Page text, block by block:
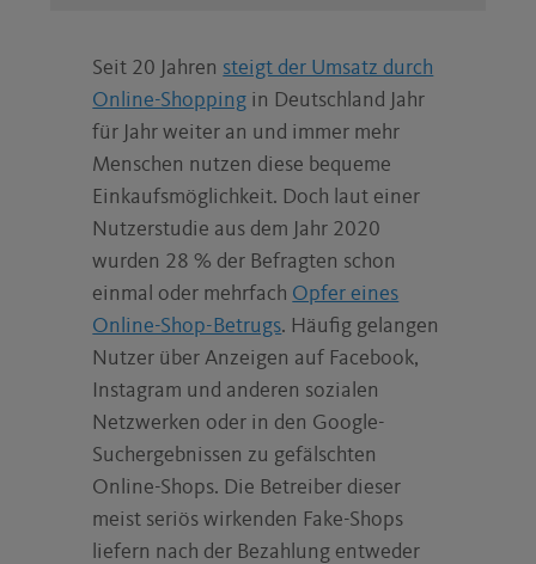
Seit 20 Jahren steigt der Umsatz durch
Online-Shopping in Deutschland Jahr
für Jahr weiter an und immer mehr
Menschen nutzen diese bequeme
Einkaufsmöglichkeit. Doch laut einer
Nutzerstudie aus dem Jahr 2020
wurden 28 % der Befragten schon
einmal oder mehrfach Opfer eines
Online-Shop-Betrugs. Häufig gelangen
Nutzer über Anzeigen auf Facebook,
Instagram und anderen sozialen
Netzwerken oder in den Google-
Suchergebnissen zu gefälschten
Online-Shops. Die Betreiber dieser
meist seriös wirkenden Fake-Shops
liefern nach der Bezahlung entweder